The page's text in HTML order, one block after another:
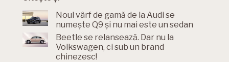
Noul vârf de gamă de la Audi se
numește Q9 și nu mai este un sedan
Beetle se relansează. Dar nu la
Volkswagen, ci sub un brand
chinezesc!